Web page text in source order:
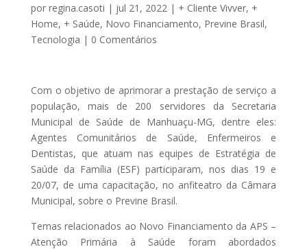
por regina.casoti | jul 21, 2022| + Cliente Vivver, +
Home, + Saúde, Novo Financiamento, Previne Brasil,
Tecnologia | 0 Comentários
Com o objetivo de aprimorar a prestação de serviço a
população, mais de 200 servidores da Secretaria
Municipal de Saúde de Manhuaçu-MG, dentre eles:
Agentes Comunitários de Saúde, Enfermeiros e
Dentistas, que atuam nas equipes de Estratégia de
Saúde da Família (ESF) participaram, nos dias 19 e
20/07, de uma capacitação, no anfiteatro da Câmara
Municipal, sobre o Previne Brasil.
Temas relacionados ao Novo Financiamento da APS –
Atenção Primária à Saúde foram abordados